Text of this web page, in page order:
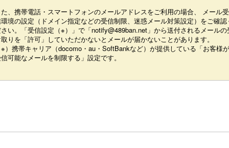
、携帯電話・スマートフォンのメールアドレスをご利用の場合、 メール受
境の設定（ドメイン指定などの受信制限、迷惑メール対策設定）をご確認
い。「受信設定（※）」で「notify@489ban.net」から送付されるメールの
りを「許可」していただかないとメールが届かないことがあります。
）携帯キャリア（docomo・au・SoftBankなど）が提供している「お客様が
可能なメールを制限する」設定です。